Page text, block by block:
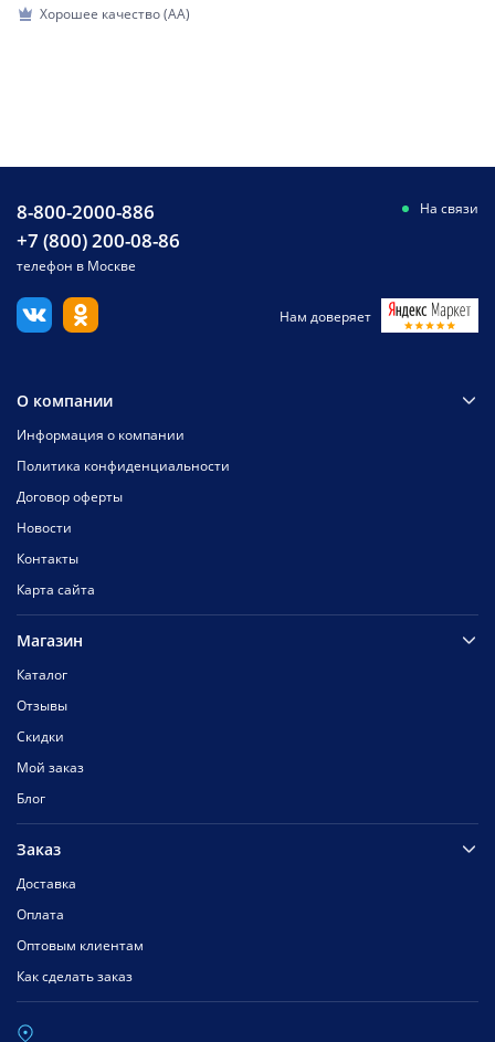
Хорошее качество (AA)
8-800-2000-886
+7 (800) 200-08-86
телефон в Москве
На связи
Нам доверяет
О компании
Информация о компании
Политика конфиденциальности
Договор оферты
Новости
Контакты
Карта сайта
Магазин
Каталог
Отзывы
Скидки
Мой заказ
Блог
Заказ
Доставка
Оплата
Оптовым клиентам
Как сделать заказ